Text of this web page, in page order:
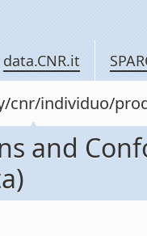
data.CNR.it
cnr/individuo/
and